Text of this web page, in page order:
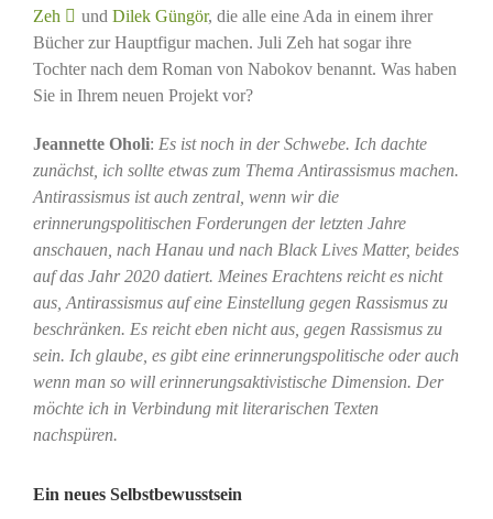
Zeh
und Dilek Güngör, die alle eine Ada in einem ihrer
Bücher zur Hauptfigur machen. Juli Zeh hat sogar ihre
Tochter nach dem Roman von Nabokov benannt. Was haben
Sie in Ihrem neuen Projekt vor?
Jeannette Oholi: Es ist noch in der Schwebe. Ich dachte
zunächst, ich sollte etwas zum Thema Antirassismus machen.
Antirassismus ist auch zentral, wenn wir die
erinnerungspolitischen Forderungen der letzten Jahre
anschauen, nach Hanau und nach Black Lives Matter, beides
auf das Jahr 2020 datiert. Meines Erachtens reicht es nicht
aus, Antirassismus auf eine Einstellung gegen Rassismus zu
beschränken. Es reicht eben nicht aus, gegen Rassismus zu
sein. Ich glaube, es gibt eine erinnerungspolitische oder auch
wenn man so will erinnerungsaktivistische Dimension. Der
möchte ich in Verbindung mit literarischen Texten
nachspüren.
Ein neues Selbstbewusstsein